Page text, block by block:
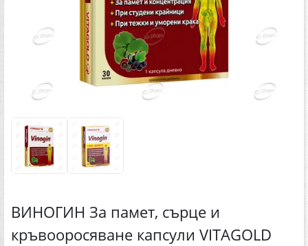
ВИНОГИН За памет, сърце и
кръвооросяване капсули VITAGOLD